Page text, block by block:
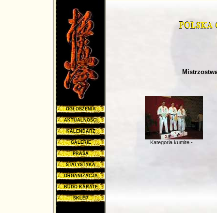
OGŁOSZENIA
AKTUALNOŚCI
KALENDARZ
GALERIE
PRASA
STATYSTYKA
ORGANIZACJA
BUDO KARATE
SKLEP
Kategoria kumite -...